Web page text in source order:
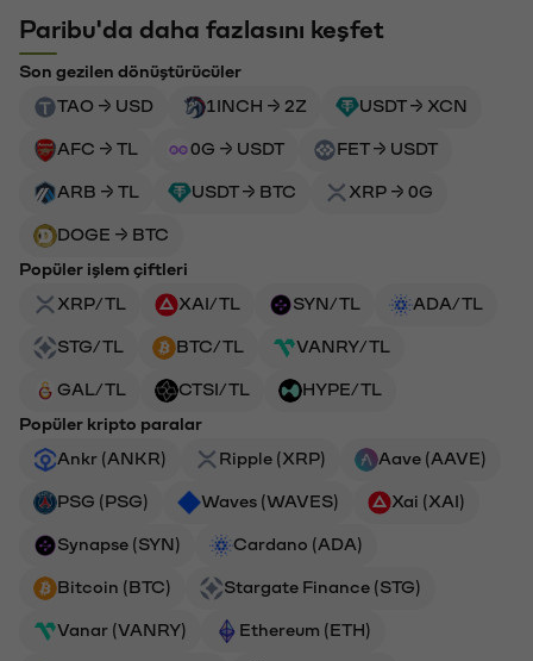
Paribu'da daha fazlasını keşfet
Son gezilen dönüştürücüler
TAO → USD
1INCH → 2Z USDT → XCN
AFC → TL 0G → USDT FET → USDT
ARB → TL USDT → BTC XRP → 0G
DOGE → BTC
Popüler işlem çiftleri
XRP/TL
XAI/TL SYN/TL ADA/TL
STG/TL BTC/TL VANRY/TL
GAL/TL CTSI/TL
HYPE/TL
Popüler kripto paralar
Ankr (ANKR)
Ripple (XRP) Aave (AAVE)
PSG (PSG) Waves (WAVES) Xai (XAI)
Synapse (SYN) Cardano (ADA)
Bitcoin (BTC) Stargate Finance (STG)
Vanar (VANRY) Ethereum (ETH)